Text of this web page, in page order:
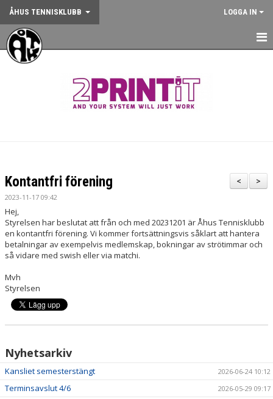
ÅHUS TENNISKLUBB LOGGA IN
HEM
ANMÄLAN AKTIVITET
KALENDER
GYM
KÖP KLUBBKLÄDER
ÅTK TRÄNINGSVERKSAMHET
>
<
Kontantfri förening
2023-11-17 09:42
Hej,
Styrelsen har beslutat att från och med 20231201 är Åhus Tennisklubb
en kontantfri förening. Vi kommer fortsättningsvis såklart att hantera
betalningar av exempelvis medlemskap, bokningar av strötimmar och
så vidare med swish eller via matchi.
Mvh
Styrelsen
Nyhetsarkiv
Kansliet semesterstängt 2026-06-24 10:12
Terminsavslut 4/6 2026-05-29 09:17